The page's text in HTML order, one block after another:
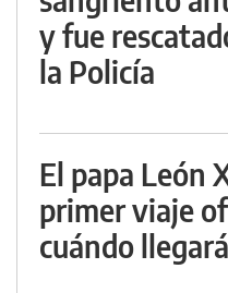
y fue
la Policía
El papa León
primer viaje
cuándo